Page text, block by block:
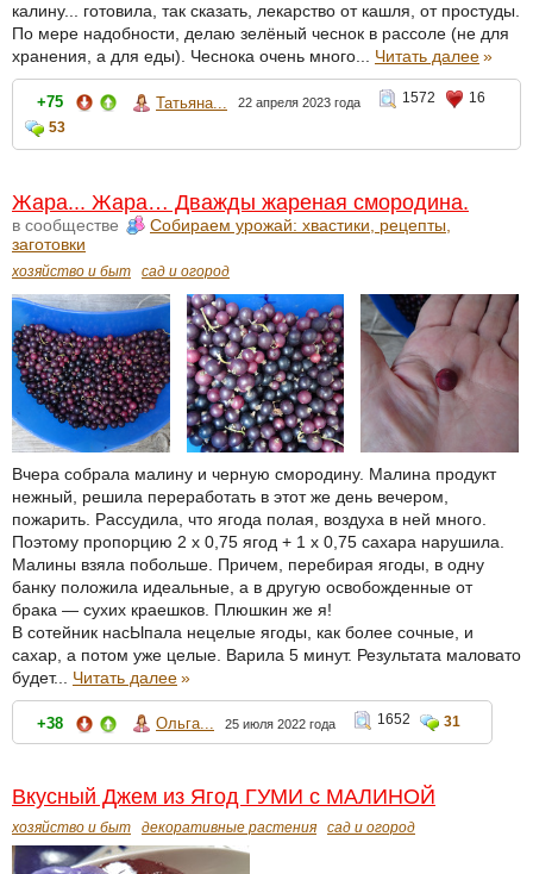
калину... готовила, так сказать, лекарство от кашля, от простуды.
По мере надобности, делаю зелёный чеснок в рассоле (не для
хранения, а для еды). Чеснока очень много... Читать далее»
+75 Татьяна... 22 апреля 2023 года 1572
16
53
Жара... Жара… Дважды жареная смородина.
в сообществе
Собираем урожай: хвастики, рецепты,
заготовки
хозяйство и быт сад и огород
Вчера собрала малину и черную смородину. Малина продукт
нежный, решила переработать в этот же день вечером,
пожарить. Рассудила, что ягода полая, воздуха в ней много.
Поэтому пропорцию 2 х 0,75 ягод + 1 х 0,75 сахара нарушила.
Малины взяла побольше. Причем, перебирая ягоды, в одну
банку положила идеальные, а в другую освобожденные от
брака — сухих краешков. Плюшкин же я!
В сотейник насЫпала нецелые ягоды, как более сочные, и
сахар, а потом уже целые. Варила 5 минут. Результата маловато
будет... Читать далее»
+38 Ольга... 25 июля 2022 года 1652 31
Вкусный Джем из Ягод ГУМИ с МАЛИНОЙ
хозяйство и быт декоративные растения сад и огород